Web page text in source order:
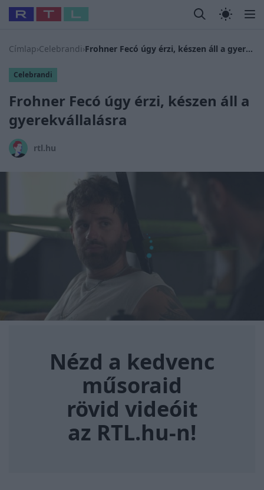
Legfrissebb RTL Híradó Randi Celeb
Babits Marcella Most Wanted #Gallusz
Címlap›Celebrandi› Frohner Fecó úgy érzi, készen áll a gyerekvállalásra
Celebrandi
Frohner Fecó úgy érzi, készen áll a
gyerekvállalásra
rtl.hu
Nézd a kedvenc
műsoraid
rövid videóit
az RTL.hu-n!